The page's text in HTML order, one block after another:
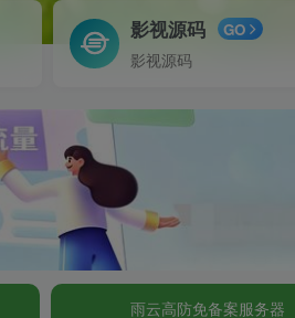
影视源码 GO
影视源码
雨云高防免备案服务器